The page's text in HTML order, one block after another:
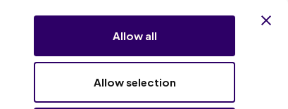
Allow all
Allow selection
dès